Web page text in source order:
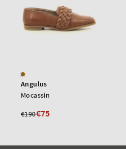
Angulus
Mocassin
€190€75